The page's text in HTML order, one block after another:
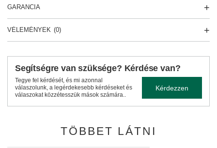
GARANCIA
VÉLEMÉNYEK (0)
Segítségre van szüksége? Kérdése van?
Tegye fel kérdését, és mi azonnal
válaszolunk, a legérdekesebb kérdéseket és
válaszokat közzétesszük mások számára..
Kérdezzen
TÖBBET LÁTNI